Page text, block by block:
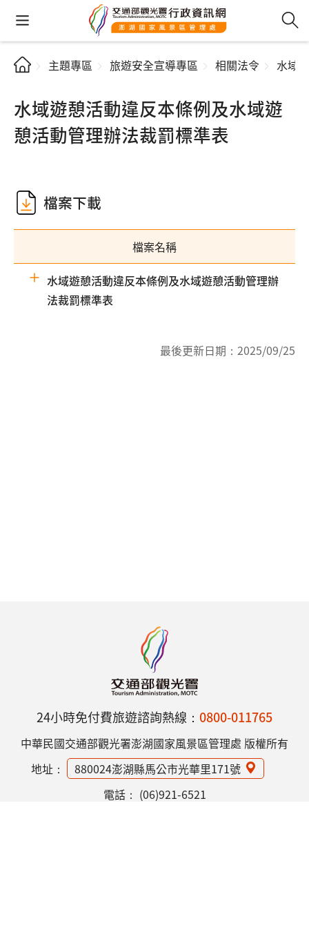
主題專區 旅遊安全宣導專區 相關法令 水域
水域遊憩活動違反本條例及水域遊
憩活動管理辦法裁罰標準表
檔案下載
檔案名稱
水域遊憩活動違反本條例及水域遊憩活動管理辦
法裁罰標準表
最後更新日期： 2025/09/25
24小時免付費旅遊諮詢熱線： 0800-011765
中華民國交通部觀光署澎湖國家風景區管理處 版權所有
地址：
880024澎湖縣馬公市光華里171號
電話： (06)921-6521